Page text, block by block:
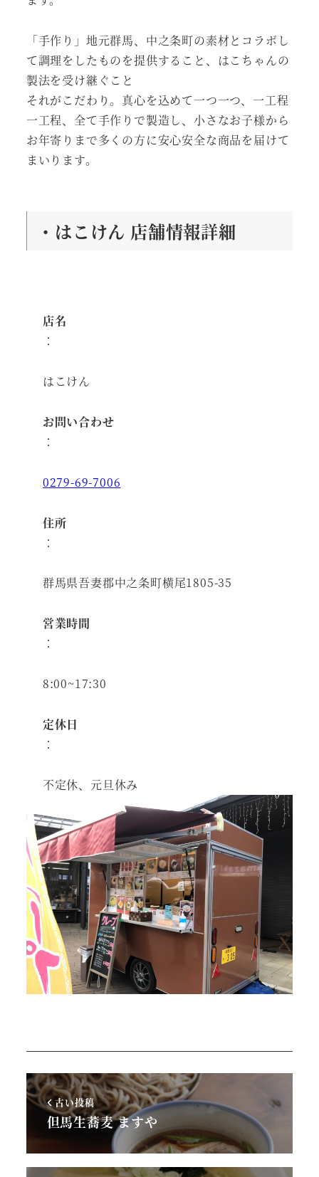
「手作り」地元群馬、中之条町の素材とコラボし
て調理をしたものを提供すること、はこちゃんの
製法を受け継ぐこと
それがこだわり。真心を込めて一つ一つ、一工程
一工程、全て手作りで製造し、小さなお子様から
お年寄りまで多くの方に安心安全な商品を届けて
まいります。
・はこけん 店舗情報詳細
店名
：
はこけん
お問い合わせ
：
0279-69-7006
住所
：
群馬県吾妻郡中之条町横尾1805-35
営業時間
：
8:00~17:30
定休日
：
不定休、元旦休み
古い投稿
但馬生蕎麦 ますや